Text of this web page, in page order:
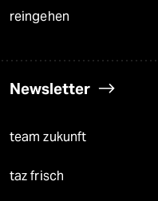
reingehen
Newsletter
team zukunft
taz frisch